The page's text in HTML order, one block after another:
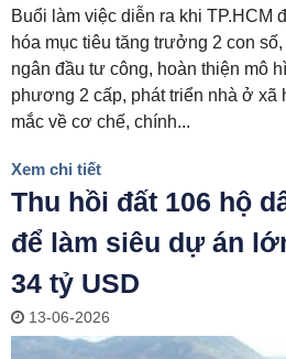
Buổi làm việc diễn ra khi TP.HCM
hóa mục tiêu tăng trưởng 2 con
ngân đầu tư công, hoàn thiện mô
phương 2 cấp, phát triển nhà ở xã
mắc về cơ chế, chính...
Xem chi tiết
Thu hồi đất 106 hộ
để làm siêu dự án
34 tỷ USD
13-06-2026